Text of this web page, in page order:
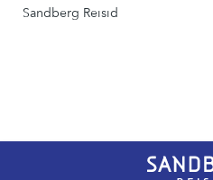
Sandberg Reisid